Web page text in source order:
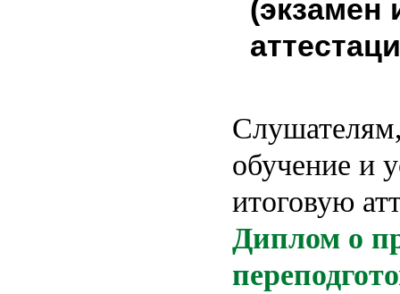
(экзамен
обучение и
итоговую
Диплом о